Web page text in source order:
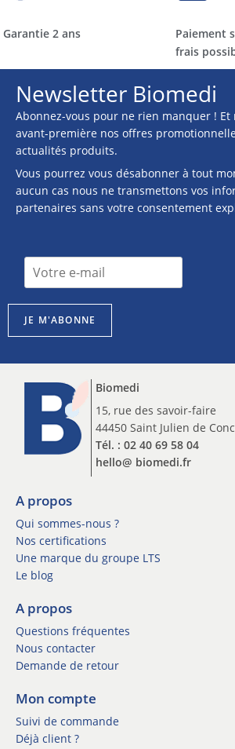
Garantie 2 ans
Paiement
frais
Newsletter Biomedi
Abonnez-vous pour ne rien manquer ! Et
avant-première nos offres
actualités produits.
Vous pourrez vous désabonner à tout
aucun cas nous ne transmettons vos
partenaires sans votre consentement
I
r
i
e
l
t
t
e
r
JE M'ABONNE
Biomedi
15, rue des savoir-faire
44450 Saint Julien de
Tél. : 02 40 69 58 04
hello@ biomedi.fr
A propos
Qui sommes-nous ?
Nos certifications
Une marque du groupe LTS
Le blog
A propos
Questions fréquentes
Nous contacter
Demande de retour
Mon compte
Suivi de commande
Déjà client ?